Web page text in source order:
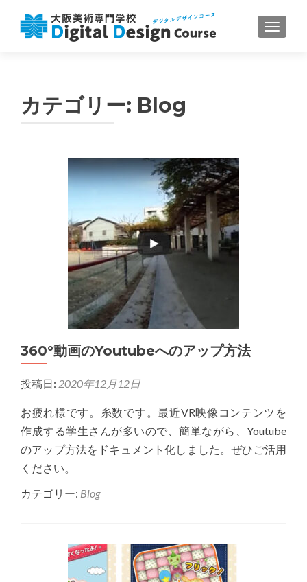
ナビゲ
カテゴリー: Blog
360°動画のYoutubeへのアップ方法
投稿日: 2020年12月12日
お疲れ様です。糸数です。最近VR映像コンテンツを
作成する学生さんが多いので、簡単ながら、Youtube
のアップ方法をドキュメント化しました。ぜひご活用
ください。
カテゴリー: Blog
投稿ナビゲーション